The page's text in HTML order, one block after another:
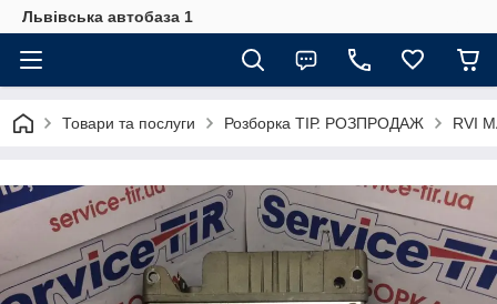
Львівська автобаза 1
Товари та послуги Розборка ТІР. РОЗПРОДАЖ RVI